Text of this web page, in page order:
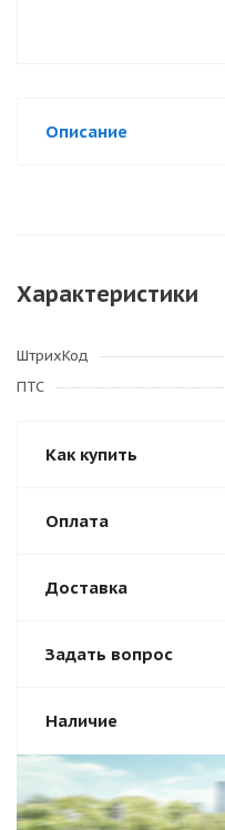
Описание
Характеристики
ШтрихКод
ПТС
Как купить
Оплата
Доставка
Задать вопрос
Наличие